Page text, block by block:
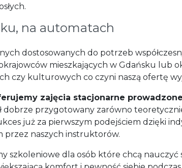
na automatach
dostosowanych do potrzeb
mieszkających w Gdańsku lub
czy kulturowych co czyni naszą ofertę
zajęcia stacjonarne
dobrze przygotowany zarówno
już za pierwszym podejściem dzięki
przez naszych instruktorów.
szkoleniowe dla osób które chcą